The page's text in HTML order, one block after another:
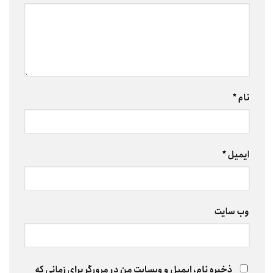
نام*
ایمیل*
وب‌ سایت
ذخیره نام، ایمیل و وبسایت من در مرورگر برای زمانی که